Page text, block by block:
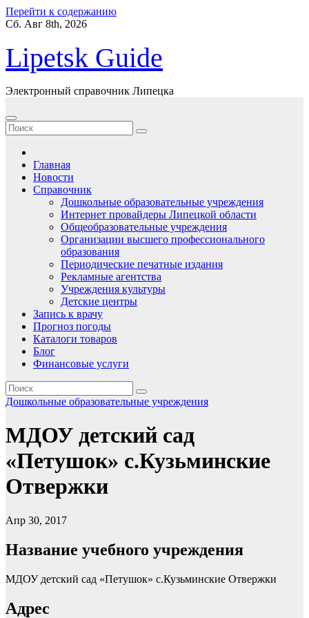
Перейти к содержанию
Сб. Авг 8th, 2026
Lipetsk Guide
Электронный справочник Липецка
Главная
Новости
Справочник
Дошкольные образовательные учреждения
Интернет провайдеры Липецкой области
Общеобразовательные учреждения
Организации высшего профессионального
образования
Периодические печатные издания
Рекламные агентства
Учреждения культуры
Детские центры
Запись к врачу
Прогноз погоды
Каталоги товаров
Блог
Финансовые услуги
Дошкольные образовательные учреждения
МДОУ детский сад
«Петушок» с.Кузьминские
Отвержки
Апр 30, 2017
Название учебного учреждения
МДОУ детский сад «Петушок» с.Кузьминские Отвержки
Адрес